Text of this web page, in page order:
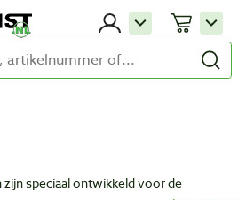
zijn speciaal ontwikkeld voor de